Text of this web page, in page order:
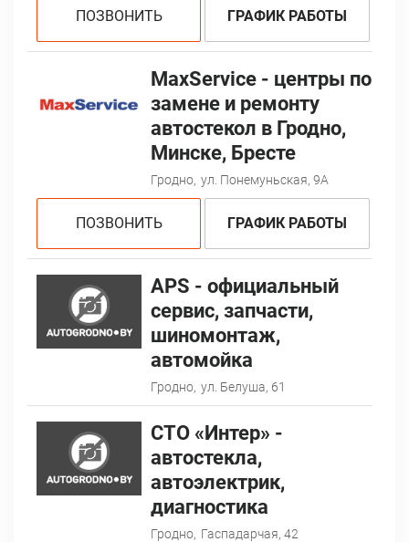
ПОЗВОНИТЬ ГРАФИК РАБОТЫ
MaxService - центры по
замене и ремонту
автостекол в Гродно,
Минске, Бресте
Гродно, ул. Понемуньская, 9А
ПОЗВОНИТЬ ГРАФИК РАБОТЫ
АPS - официальный
сервис, запчасти,
шиномонтаж,
автомойка
Гродно, ул. Белуша, 61
СТО «Интер» -
автостекла,
автоэлектрик,
диагностика
Гродно, Гаспадарчая, 42